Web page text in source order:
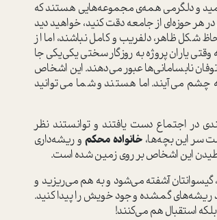
امید و دلگرمی همه‌ی مجموعه‌هایی هستند که
هر حوزه‌ای از جامعه دقت کنید، خواهید دید
شکل ظاهر، دلفریب و کامل نباشند، اما از
یاران پروژه به روزگار سختی یکی‌یکی جا
نابسامانی‌ها عبور می‌دهند. این اشخاص
چشم می‌آیند. اما هستند و شما می‌توانید
در اجتماع دست یافتند و توانستند نظر
سر این بچه‌ها، خانواده محکمو ریشه‌داری
غلطیدن این اشخاص بر روی زمین شده است.
گیسوانتان آشفته می‌شود و به هم می‌ریزید و
ریشه‌های گمشده وجود خویش را پیدا کنید.
استقبال هم می‌کنند!